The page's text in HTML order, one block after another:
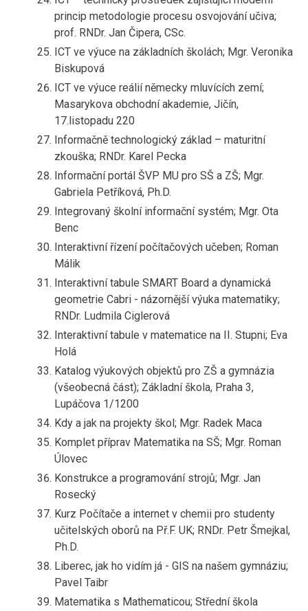
princip metodologie procesu osvojování učiva;
prof. RNDr. Jan Čipera, CSc.
ICT ve výuce na základních školách; Mgr. Veronika
Biskupová
ICT ve výuce reálií německy mluvících zemí;
Masarykova obchodní akademie, Jičín,
17.listopadu 220
Informačně technologický základ – maturitní
zkouška; RNDr. Karel Pecka
Informační portál ŠVP MU pro SŠ a ZŠ; Mgr.
Gabriela Petříková, Ph.D.
Integrovaný školní informační systém; Mgr. Ota
Benc
Interaktivní řízení počítačových učeben; Roman
Málik
Interaktivní tabule SMART Board a dynamická
geometrie Cabri - názornější výuka matematiky;
RNDr. Ludmila Ciglerová
Interaktivní tabule v matematice na II. Stupni; Eva
Holá
Katalog výukových objektů pro ZŠ a gymnázia
(všeobecná část); Základní škola, Praha 3,
Lupáčova 1/1200
Kdy a jak na projekty škol; Mgr. Radek Maca
Komplet příprav Matematika na SŠ; Mgr. Roman
Úlovec
Konstrukce a programování strojů; Mgr. Jan
Rosecký
Kurz Počítače a internet v chemii pro studenty
učitelských oborů na Př.F. UK; RNDr. Petr Šmejkal,
Ph.D.
Liberec, jak ho vidím já - GIS na našem gymnáziu;
Pavel Taibr
Matematika s Mathematicou; Střední škola